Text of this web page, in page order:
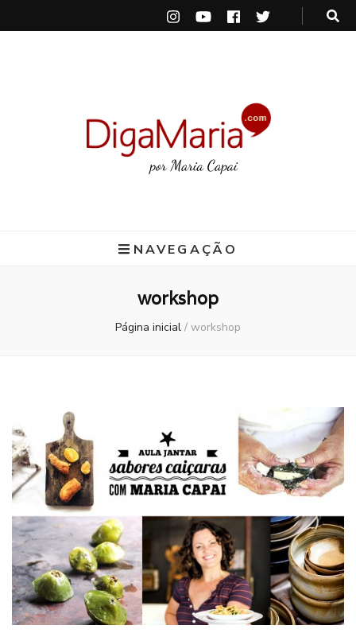
NAVEGAÇÃO
workshop
Página inicial / workshop